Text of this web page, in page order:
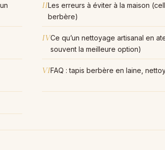
IILes erreurs à éviter à la maison
berbère)
IVCe qu’un nettoyage artisanal en
souvent la meilleure option)
VIFAQ : tapis berbère en laine,